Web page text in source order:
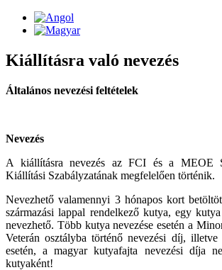
Kiállításra való nevezés
Általános nevezési feltételek
Nevezés
A kiállításra nevezés az FCI és a MEOE
Kiállítási Szabályzatának megfelelően történik.
Nevezhető valamennyi 3 hónapos kort
származási lappal rendelkező kutya, egy
nevezhető. Több kutya nevezése esetén a
Veterán osztályba történő nevezési díj, illetve
esetén, a magyar kutyafajta nevezési díja
kutyaként!